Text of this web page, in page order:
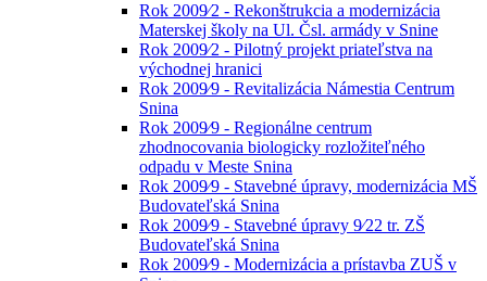
Rok 2009⁄2 - Rekonštrukcia a modernizácia
Materskej školy na Ul. Čsl. armády v Snine
Rok 2009⁄2 - Pilotný projekt priateľstva na
východnej hranici
Rok 2009⁄9 - Revitalizácia Námestia Centrum
Snina
Rok 2009⁄9 - Regionálne centrum
zhodnocovania biologicky rozložiteľného
odpadu v Meste Snina
Rok 2009⁄9 - Stavebné úpravy, modernizácia MŠ
Budovateľská Snina
Rok 2009⁄9 - Stavebné úpravy 9⁄22 tr. ZŠ
Budovateľská Snina
Rok 2009⁄9 - Modernizácia a prístavba ZUŠ v